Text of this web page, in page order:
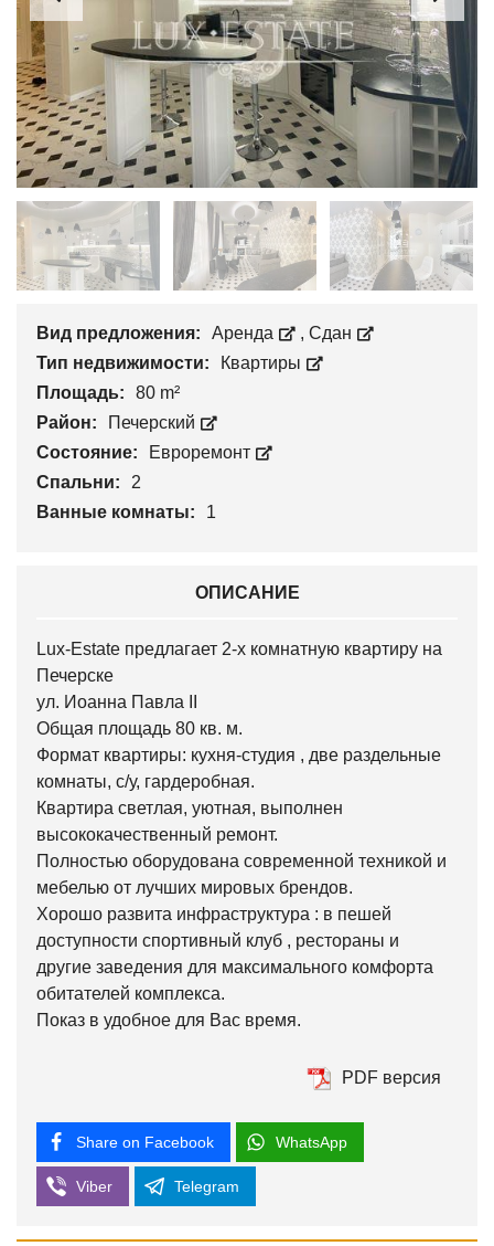
Вид предложения: Аренда , Сдан
Тип недвижимости:
Квартиры
Площадь:
80 m²
Район:
Печерский
Состояние:
Евроремонт
Спальни:
2
Ванные комнаты:
1
ОПИСАНИЕ
Lux-Estate предлагает 2-х комнатную квартиру на
Печерске
ул. Иоанна Павла II
Общая площадь 80 кв. м.
Формат квартиры: кухня-студия , две раздельные
комнаты, с/у, гардеробная.
Квартира светлая, уютная, выполнен
высококачественный ремонт.
Полностью оборудована современной техникой и
мебелью от лучших мировых брендов.
Хорошо развита инфраструктура : в пешей
доступности спортивный клуб , рестораны и
другие заведения для максимального комфорта
обитателей комплекса.
Показ в удобное для Вас время.
PDF версия
Share on Facebook WhatsApp
Viber Telegram